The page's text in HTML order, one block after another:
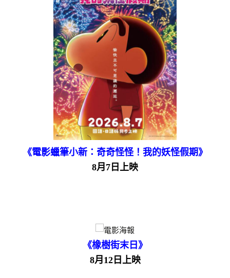
《電影蠟筆小新：奇奇怪怪！我的妖怪假期》
8月7日上映
《橡樹街末日》
8月12日上映